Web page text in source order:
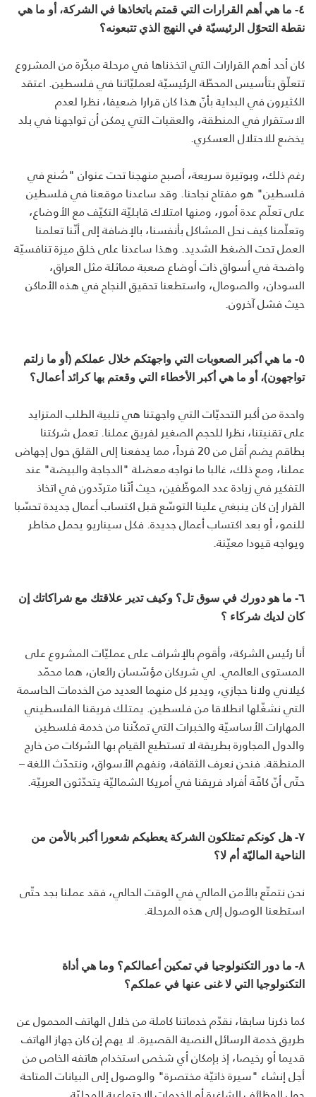
٤- ما هي أهم القرارات التي قمتم باتخاذها في الشركة، أو ما هي
نقطة التحوّل الرئيسيّة في النهج الذي تتبعونه؟
كان أحد أهم القرارات التي اتخذناها في مرحلة مبكّرة من المشروع
تتعلّق بتأسيس المحطّة الرئيسيّة لعمليّاتنا في فلسطين. اعتقد
الكثيرون في البداية بأنّ هذا كان قرارا ضعيفا، نظرا لعدم
الاستقرار في المنطقة، والعقبات التي يمكن أن تواجهنا في بلد
يخضع للاحتلال العسكري.
رغم ذلك، وبوتيرة سريعة، أصبح منهجنا تحت عنوان "صُنع في
فلسطين" هو مفتاح نجاحنا. وقد ساعدنا موقعنا في فلسطين
على تعلّم عدة أمور، ومنها امتلاك قابليّة التكيّف مع الأوضاع،
وتعلّمنا كيف نحل المشاكل بأنفسنا، بالإضافة إلى أنّنا تعلمنا
العمل تحت الضغط الشديد. وهذا ساعدنا على خلق ميزة تنافسيّة
واضحة في أسواق ذات أوضاع صعبة مماثلة مثل العراق،
السودان، والصومال، واستطعنا تحقيق النجاح في هذه الأماكن
حيث فشل آخرون.
٥- ما هي أكبر الصعوبات التي واجهتكم خلال عملكم (أو ما زلتم
تواجهون)، أو ما هي أكبر الأخطاء التي وقعتم بها كرائد أعمال؟
واحدة من أكبر التحديّات التي واجهتنا هي تلبية الطلب المتزايد
على تقنيتنا، نظرا للحجم الصغير لفريق عملنا. تعمل شركتنا
بطاقم يضم أقل من 20 فرداً، مما يدفعنا إلى القلق حول إجهاض
عملنا، ومع ذلك، غالبا ما نواجه معضلة "الدجاجة والبيضة" عند
التفكير في زيادة عدد الموظّفين، حيث أنّنا متردّدون في اتخاذ
القرار إن كان ينبغي علينا التوسّع قبل اكتساب أعمال جديدة تحسّبا
للنمو، أو بعد اكتساب أعمال جديدة. فكل سيناريو يحمل مخاطر
ويواجه قيودا معيّنة.
٦- ما هو دورك في سوق تل؟ وكيف تدير علاقتك مع شراكاتك إن
كان لديك شركاء ؟
أنا رئيس الشركة، وأقوم بالإشراف على عمليّات المشروع على
المستوى العالمي. لي شريكان مؤسّسان رائعان، هما محمّد
كيلاني ولانا حجازي، ويدير كل منهما العديد من الخدمات الحاسمة
التي نشغّلها انطلاقا من فلسطين. يمتلك فريقنا الفلسطيني
المهارات الأساسيّة والخبرات التي تمكّننا من خدمة فلسطين
والدول المجاورة بطريقة لا تستطيع القيام بها الشركات من خارج
المنطقة. فنحن نعرف الثقافة، ونفهم الأسواق، ونتحدّث اللغة –
حتّى أنّ كافّة أفراد فريقنا في أمريكا الشماليّة يتحدّثون العربيّة.
٧- هل كونكم تمتلكون الشركة يعطيكم شعورا أكبر بالأمن من
الناحية الماليّة أم لا؟
نحن نتمتّع بالأمن المالي في الوقت الحالي، فقد عملنا بجد حتّى
استطعنا الوصول إلى هذه المرحلة.
٨- ما دور التكنولوجيا في تمكين أعمالكم؟ وما هي أداة
التكنولوجيا التي لا غنى عنها في عملكم؟
كما ذكرنا سابقا، نقدّم خدماتنا كاملة من خلال الهاتف المحمول عن
طريق خدمة الرسائل النصية القصيرة. لا يهم إن كان جهاز الهاتف
قديما أو رخيصا، إذ بإمكان أي شخص استخدام هاتفه الخاص من
أجل إنشاء "سيرة ذاتيّة مختصرة" والوصول إلى البيانات المتاحة